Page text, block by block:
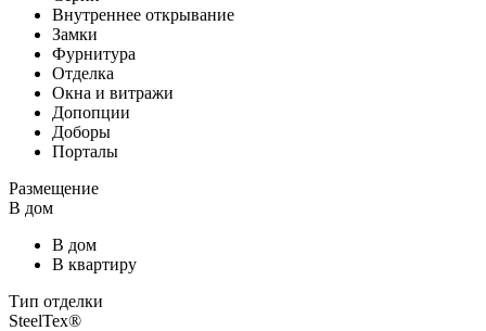
Внутреннее открывание
Замки
Фурнитура
Отделка
Окна и витражи
Допопции
Доборы
Порталы
Размещение
В дом
В дом
В квартиру
Тип отделки
SteelTex®